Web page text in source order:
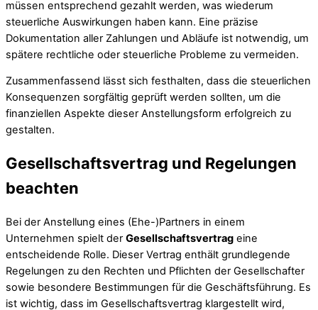
müssen entsprechend gezahlt werden, was wiederum
steuerliche Auswirkungen haben kann. Eine präzise
Dokumentation aller Zahlungen und Abläufe ist notwendig, um
spätere rechtliche oder steuerliche Probleme zu vermeiden.
Zusammenfassend lässt sich festhalten, dass die steuerlichen
Konsequenzen sorgfältig geprüft werden sollten, um die
finanziellen Aspekte dieser Anstellungsform erfolgreich zu
gestalten.
Gesellschaftsvertrag und Regelungen
beachten
Bei der Anstellung eines (Ehe-)Partners in einem
Unternehmen spielt der Gesellschaftsvertrag eine
entscheidende Rolle. Dieser Vertrag enthält grundlegende
Regelungen zu den Rechten und Pflichten der Gesellschafter
sowie besondere Bestimmungen für die Geschäftsführung. Es
ist wichtig, dass im Gesellschaftsvertrag klargestellt wird,